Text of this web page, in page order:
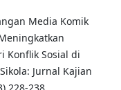
Media Komik
Konflik Sosial di
Jurnal Kajian